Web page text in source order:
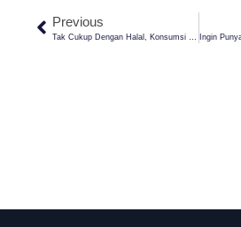
Previous